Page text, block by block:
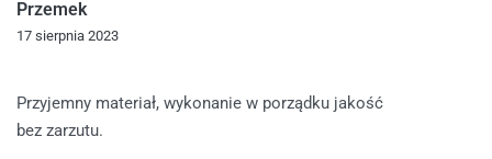
Przemek
17 sierpnia 2023
Przyjemny materiał, wykonanie w porządku jakość
bez zarzutu.